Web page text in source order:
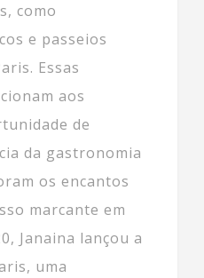
como
e passeios
Essas
aos
de
da gastronomia
os encantos
marcante em
Janaina lançou a
uma